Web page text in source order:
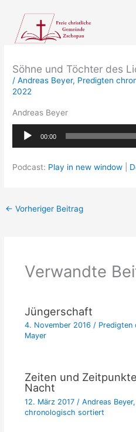
springen
Söhne und Töchter des
/Andreas Beyer, Predigten
2022
Andreas Beyer
Audio-
00:00
Podcast: Play in new window
← Vorheriger Beitrag
Verwandte
Jüngerschaft
4. November 2016 /
Mayer
Zeiten und
Nacht
12. März 2017 / Andreas Beyer,
chronologisch sortiert